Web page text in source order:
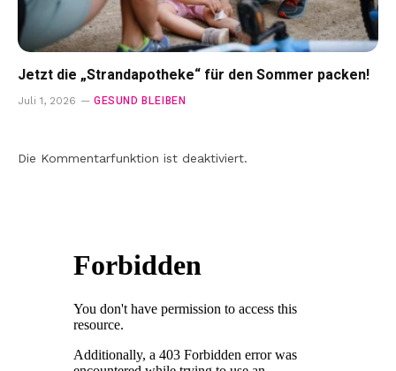
Jetzt die „Strandapotheke“ für den Sommer packen!
Juli 1, 2026 GESUND BLEIBEN
Die Kommentarfunktion ist deaktiviert.